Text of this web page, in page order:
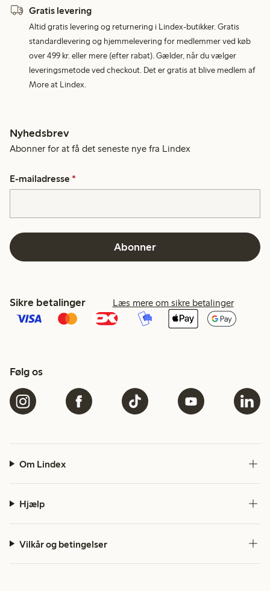
Gratis levering
Altid gratis levering og returnering i Lindex-butikker. Gratis
standardlevering og hjemmelevering for medlemmer ved køb
over 499 kr. eller mere (efter rabat). Gælder, når du vælger
leveringsmetode ved checkout. Det er gratis at blive medlem af
More at Lindex.
Nyhedsbrev
Abonner for at få det seneste nye fra Lindex
E-mailadresse *
Abonner
Sikre betalinger Læs mere om sikre betalinger
Følg os
Om Lindex
Hjælp
Vilkår og betingelser